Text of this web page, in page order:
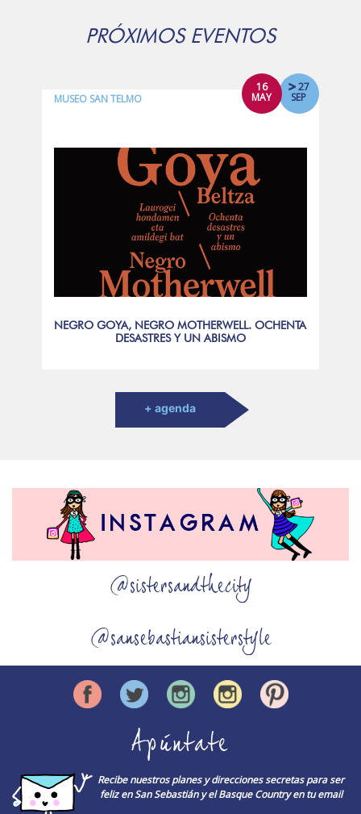
PRÓXIMOS EVENTOS
16
MAY
27
SEP
MUSEO SAN TELMO
NEGRO GOYA, NEGRO MOTHERWELL. OCHENTA
DESASTRES Y UN ABISMO
+ agenda
@sistersandthecity
@sansebastiansisterstyle
Apúntate
Recibe nuestros planes y direcciones secretas para ser
feliz en San Sebastián y el Basque Country en tu email